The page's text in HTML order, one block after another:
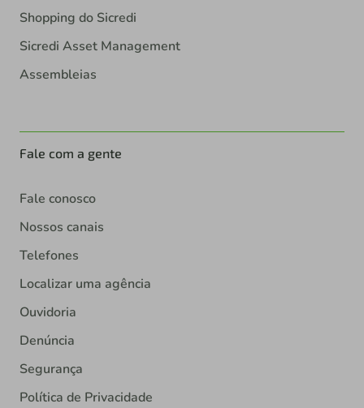
Shopping do Sicredi
Sicredi Asset Management
Assembleias
Fale com a gente
Fale conosco
Nossos canais
Telefones
Localizar uma agência
Ouvidoria
Denúncia
Segurança
Política de Privacidade